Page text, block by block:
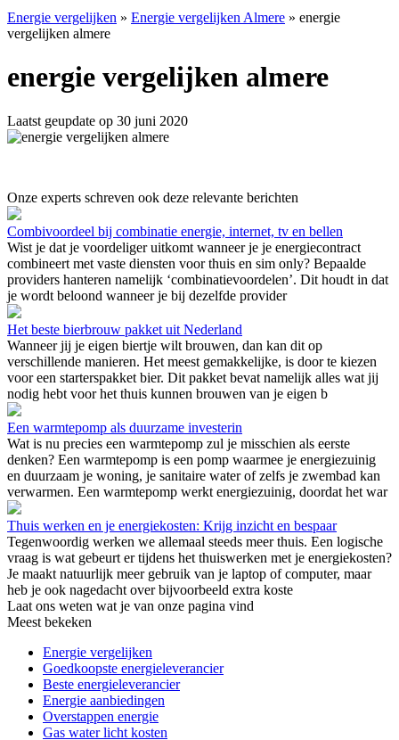
Energie vergelijken » Energie vergelijken Almere » energie
vergelijken almere
energie vergelijken almere
Laatst geupdate op 30 juni 2020
Onze experts schreven ook deze relevante berichten
Combivoordeel bij combinatie energie, internet, tv en bellen
Wist je dat je voordeliger uitkomt wanneer je je energiecontract
combineert met vaste diensten voor thuis en sim only? Bepaalde
providers hanteren namelijk ‘combinatievoordelen’. Dit houdt in dat
je wordt beloond wanneer je bij dezelfde provider
Het beste bierbrouw pakket uit Nederland
Wanneer jij je eigen biertje wilt brouwen, dan kan dit op
verschillende manieren. Het meest gemakkelijke, is door te kiezen
voor een starterspakket bier. Dit pakket bevat namelijk alles wat jij
nodig hebt voor het thuis kunnen brouwen van je eigen b
Een warmtepomp als duurzame investerin
Wat is nu precies een warmtepomp zul je misschien als eerste
denken? Een warmtepomp is een pomp waarmee je energiezuinig
en duurzaam je woning, je sanitaire water of zelfs je zwembad kan
verwarmen. Een warmtepomp werkt energiezuinig, doordat het war
Thuis werken en je energiekosten: Krijg inzicht en bespaar
Tegenwoordig werken we allemaal steeds meer thuis. Een logische
vraag is wat gebeurt er tijdens het thuiswerken met je energiekosten?
Je maakt natuurlijk meer gebruik van je laptop of computer, maar
heb je ook nagedacht over bijvoorbeeld extra koste
Laat ons weten wat je van onze pagina vind
Meest bekeken
Energie vergelijken
Goedkoopste energieleverancier
Beste energieleverancier
Energie aanbiedingen
Overstappen energie
Gas water licht kosten